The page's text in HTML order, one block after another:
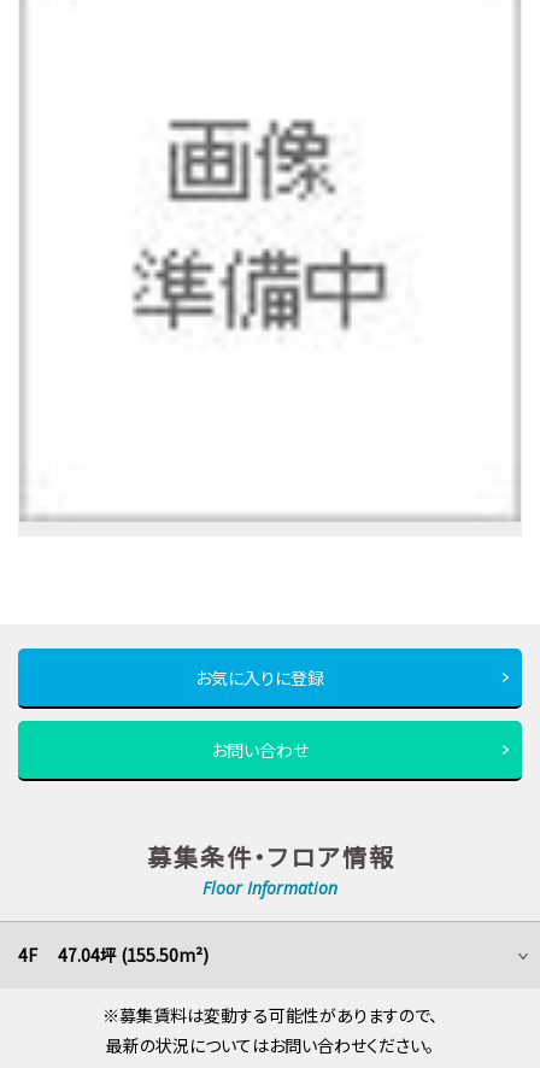
お気に入りに登録
お問い合わせ
募集条件・フロア情報
Floor Information
4F 47.04坪 (155.50m²)
※募集賃料は変動する可能性がありますので、
最新の状況についてはお問い合わせください。